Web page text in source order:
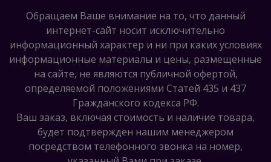
Обращаем Ваше внимание на то, что данный
интернет-сайт носит исключительно
информационный характер и ни при каких условиях
информационные материалы и цены, размещенные
на сайте, не являются публичной офертой,
определяемой положениями Статей 435 и 437
Гражданского кодекса РФ.
Ваш заказ, включая стоимость и наличие товара,
будет подтвержден нашим менеджером
посредством телефонного звонка на номер,